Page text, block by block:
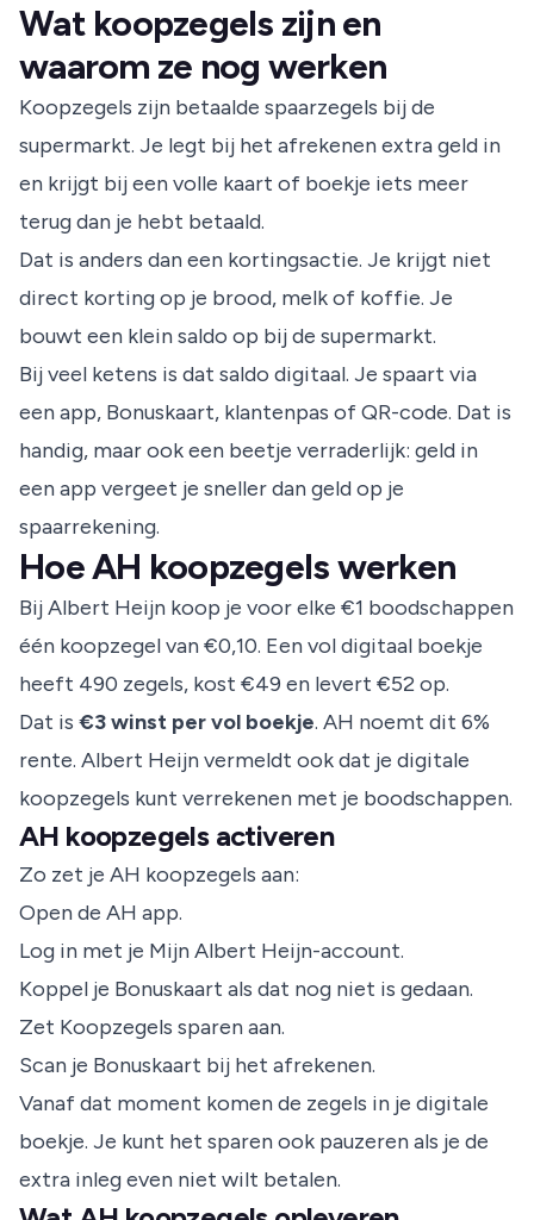
Wat koopzegels zijn en
waarom ze nog werken
Koopzegels zijn betaalde spaarzegels bij de
supermarkt. Je legt bij het afrekenen extra geld in
en krijgt bij een volle kaart of boekje iets meer
terug dan je hebt betaald.
Dat is anders dan een kortingsactie. Je krijgt niet
direct korting op je brood, melk of koffie. Je
bouwt een klein saldo op bij de supermarkt.
Bij veel ketens is dat saldo digitaal. Je spaart via
een app, Bonuskaart, klantenpas of QR-code. Dat is
handig, maar ook een beetje verraderlijk: geld in
een app vergeet je sneller dan geld op je
spaarrekening.
Hoe AH koopzegels werken
Bij Albert Heijn koop je voor elke €1 boodschappen
één koopzegel van €0,10. Een vol digitaal boekje
heeft 490 zegels, kost €49 en levert €52 op.
Dat is €3 winst per vol boekje. AH noemt dit 6%
rente. Albert Heijnvermeldt ook dat je digitale
koopzegels kunt verrekenen met je boodschappen.
AH koopzegels activeren
Zo zet je AH koopzegels aan:
Open de AH app.
Log in met je Mijn Albert Heijn-account.
Koppel je Bonuskaart als dat nog niet is gedaan.
Zet Koopzegels sparen aan.
Scan je Bonuskaart bij het afrekenen.
Vanaf dat moment komen de zegels in je digitale
boekje. Je kunt het sparen ook pauzeren als je de
extra inleg even niet wilt betalen.